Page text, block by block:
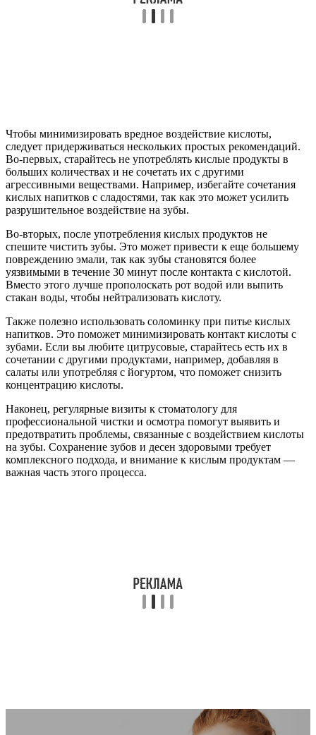
Чтобы минимизировать вредное воздействие кислоты,
следует придерживаться нескольких простых рекомендаций.
Во-первых, старайтесь не употреблять кислые продукты в
больших количествах и не сочетать их с другими
агрессивными веществами. Например, избегайте сочетания
кислых напитков с сладостями, так как это может усилить
разрушительное воздействие на зубы.
Во-вторых, после употребления кислых продуктов не
спешите чистить зубы. Это может привести к еще большему
повреждению эмали, так как зубы становятся более
уязвимыми в течение 30 минут после контакта с кислотой.
Вместо этого лучше прополоскать рот водой или выпить
стакан воды, чтобы нейтрализовать кислоту.
Также полезно использовать соломинку при питье кислых
напитков. Это поможет минимизировать контакт кислоты с
зубами. Если вы любите цитрусовые, старайтесь есть их в
сочетании с другими продуктами, например, добавляя в
салаты или употребляя с йогуртом, что поможет снизить
концентрацию кислоты.
Наконец, регулярные визиты к стоматологу для
профессиональной чистки и осмотра помогут выявить и
предотвратить проблемы, связанные с воздействием кислоты
на зубы. Сохранение зубов и десен здоровыми требует
комплексного подхода, и внимание к кислым продуктам —
важная часть этого процесса.